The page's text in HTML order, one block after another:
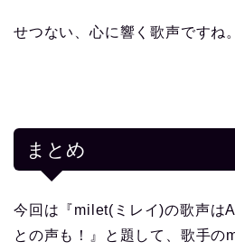
せつない、心に響く歌声ですね
まとめ
今回は『milet(ミレイ)の歌声は
との声も！』と題して、歌手の